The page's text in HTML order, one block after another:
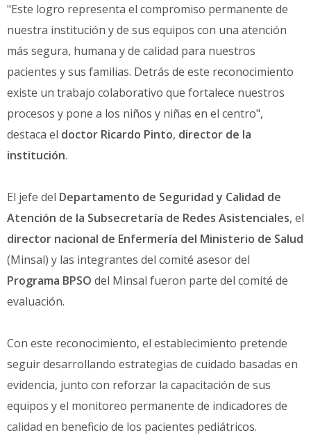
"Este logro representa el compromiso permanente de
nuestra institución y de sus equipos con una atención
más segura, humana y de calidad para nuestros
pacientes y sus familias. Detrás de este reconocimiento
existe un trabajo colaborativo que fortalece nuestros
procesos y pone a los niños y niñas en el centro",
destaca el doctor Ricardo Pinto, director de la
institución.
El jefe del Departamento de Seguridad y Calidad de
Atención de la Subsecretaría de Redes Asistenciales, el
director nacional de Enfermería del Ministerio de Salud
(Minsal) y las integrantes del comité asesor del
Programa BPSO del Minsal fueron parte del comité de
evaluación.
Con este reconocimiento, el establecimiento pretende
seguir desarrollando estrategias de cuidado basadas en
evidencia, junto con reforzar la capacitación de sus
equipos y el monitoreo permanente de indicadores de
calidad en beneficio de los pacientes pediátricos.